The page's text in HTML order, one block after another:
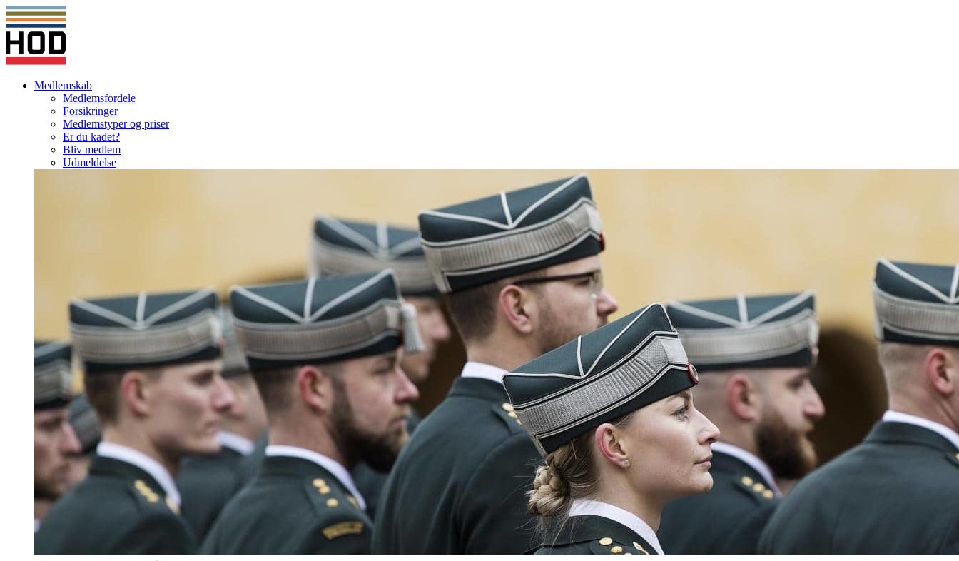
Medlemskab
Medlemsfordele
Forsikringer
Medlemstyper og priser
Er du kadet?
Bliv medlem
Udmeldelse